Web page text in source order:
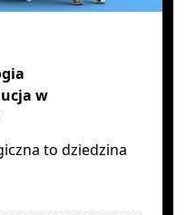
w
to dziedzina